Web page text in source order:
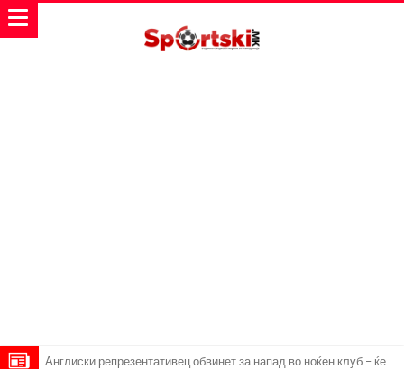
Англиски репрезентативец обвинет за напад во ноќен клуб – ќе